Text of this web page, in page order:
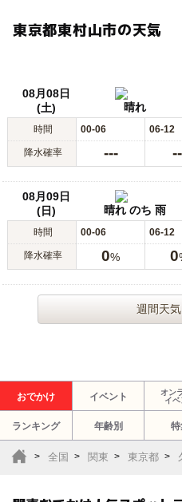
東京都東村山市の天気
08月08日
(土)
晴れ
時間 00-06 06-12
降水確率 ---
08月09日
(日)
晴れ のち 雨
時間 00-06 06-12
降水確率 0% 0
週間天
おでかけ イベント
オン
イベ
ランキング 年齢別 特
全国 関東 東京都